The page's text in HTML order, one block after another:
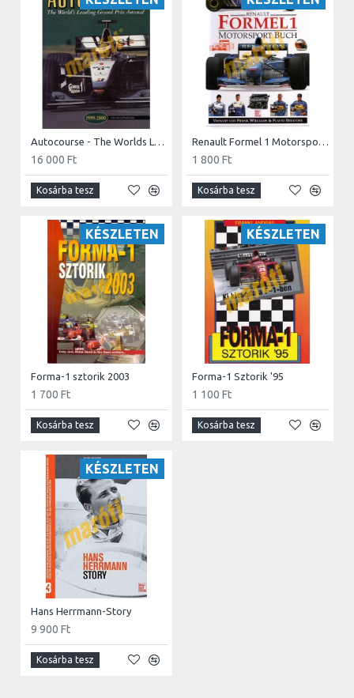
Autocourse - The Worlds Leading Grand Prix Annual
16 000 Ft
Kosárba tesz
Renault Formel 1 Motorsport Buch
1 800 Ft
Kosárba tesz
KÉSZLETEN
Forma-1 sztorik 2003
1 700 Ft
Kosárba tesz
KÉSZLETEN
Forma-1 Sztorik '95
1 100 Ft
Kosárba tesz
KÉSZLETEN
Hans Herrmann-Story
9 900 Ft
Kosárba tesz